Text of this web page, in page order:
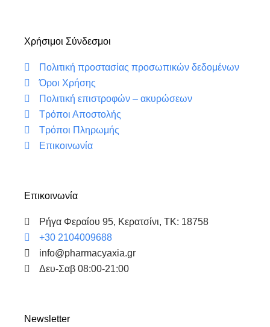
b
o
o
k
t
r
e
i
e
Χρήσιμοι Σύνδεσμοι
Πολιτική προστασίας προσωπικών δεδομένων
Όροι Χρήσης
Πολιτική επιστροφών – ακυρώσεων
Τρόποι Αποστολής
Τρόποι Πληρωμής
Επικοινωνία
Επικοινωνία
Ρήγα Φεραίου 95, Κερατσίνι, ΤΚ: 18758
+30 2104009688
info@pharmacyaxia.gr
Δευ-Σαβ 08:00-21:00
Newsletter